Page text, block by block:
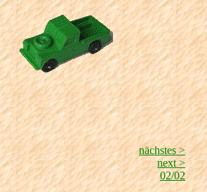
nächstes >
next >
02/02